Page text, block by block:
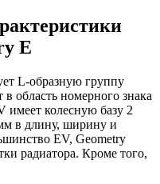
E
L-образную группу
область номерного знака
колесную базу 2
в длину, ширину и
EV, Geometry
радиатора. Кроме того,